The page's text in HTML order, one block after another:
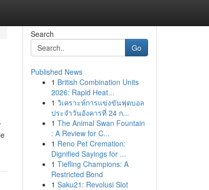
Search
Go
Published News
1 British Combination Units
2026: Rapid Heat...
1 วิเคราะห์การแข่งขันฟุตบอล
ประจำวันอังคารที่ 24 ก...
1 The Animal Swan Fountain
: A Review for C...
1 Reno Pet Cremation:
Dignified Sayings for ...
1 Tiefling Champions: A
Restricted Bond
1 Saku21: Revolusi Slot